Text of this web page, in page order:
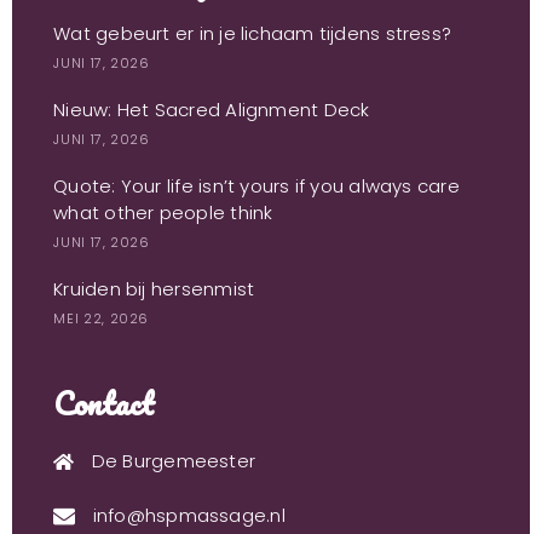
Wat gebeurt er in je lichaam tijdens stress?
JUNI 17, 2026
Nieuw: Het Sacred Alignment Deck
JUNI 17, 2026
Quote: Your life isn’t yours if you always care
what other people think
JUNI 17, 2026
Kruiden bij hersenmist
MEI 22, 2026
Contact
De Burgemeester
info@hspmassage.nl